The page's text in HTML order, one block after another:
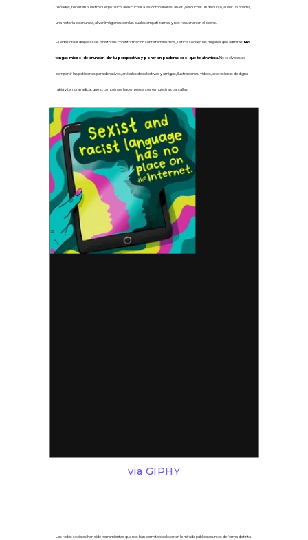
teclados, recorren nuestro cuerpo físico; al escuchar a las compañeras, al ver yescucharun discurso, al leer un poema,
una historia o denuncia, al ver imágenes con las cuales empatizamos y nos resuenan en el pecho.
Puedes creardiapositivas o historias con información sobre feminismos, justicia social o lasmujeres que admiras.No
tengas miedo de enunciar, dar tu perspectiva y poner en palabras eso que te atraviesa.No te olvides de
compartir las peticiones para donativos, artículos de colectivas y amigas, ilustraciones, videos, expresiones de digna
rabia y ternura radical, que sí, también se hacen presentes en nuestras pantallas.
via GIPHY
Las redes sociales han sido herramientas que nos han permitido colocar en la mirada pública asuntos de forma distinta